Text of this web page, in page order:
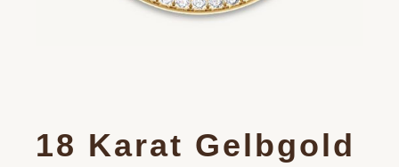
18 Karat Gelbgold